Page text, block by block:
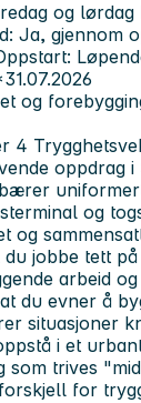
og lørdag
Ja, gjennom
og
4
oppdrag i
og
og
jobbe tett
arbeid og
du evner å
situasjoner
i et
som trives
for